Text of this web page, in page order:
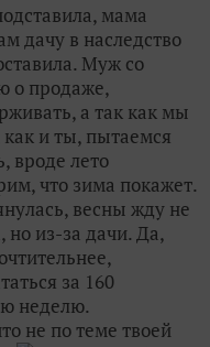
мама
дачу в наследство
Муж со
о продаже,
а так как мы
и ты, пытаемся
вроде лето
что зима покажет.
весны жду не
но из-за дачи. Да,
за 160
неделю.
не по теме твоей